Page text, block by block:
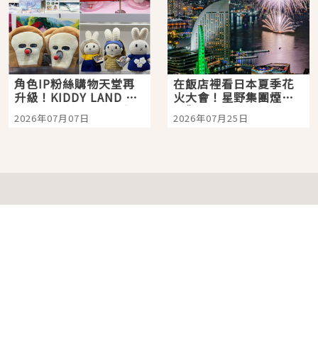
角色IP粉絲購物天堂再
升級！KIDDY LAND 原
宿店吉伊卡哇迎客，新
開幕 OMOKADO 店3分
2026年07月07日
在飯店裡看日本夏季花
火大會！星野集團煙火
景觀飯店6選，讓你不用
人擠人悠閒欣賞
2026年07月25日